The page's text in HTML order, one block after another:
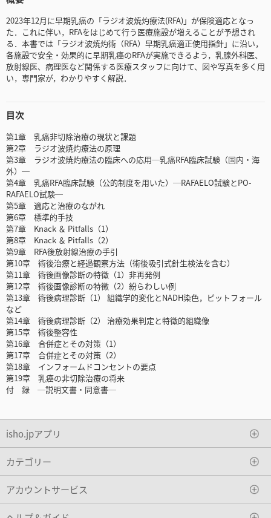
2023年12月に早期乳癌の「ラジオ波焼灼療法(RFA)」が保険適応となっ
た．これに伴い，RFAをはじめて行う医療施設が増えることが予想され
る．本書では「ラジオ波焼灼術（RFA）早期乳癌適正使⽤指針」に沿い，
各施設で安全・効果的に早期乳癌のRFAが実施できるよう，乳腺外科医、
放射線医、病理医など関係する医療スタッフに向けて、図や写真を多く用
い，専門家が，わかりやすく解説．
目次
第1章 乳癌非切除治療の現状と課題
第2章 ラジオ波焼灼療法の原理
第3章 ラジオ波焼灼療法の臨床への応用─乳癌RFA臨床試験（国内・海
外）─
第4章 乳癌RFA臨床試験（公的制度を用いた）─RAFAELO試験とPO-
RAFAELO試験─
第5章 適応と治療のながれ
第6章 標準的手技
第7章 Knack ＆ Pitfalls（1）
第8章 Knack ＆ Pitfalls（2）
第9章 RFA後放射線治療の手引
第10章 術後治療と経過観察方法（術後吸引式針生検法を含む）
第11章 術後画像診断の特徴（1）非再発例
第12章 術後画像診断の特徴（2）紛らわしい例
第13章 術後病理診断（1） 組織学的変化とNADH染色，ピットフォール
など
第14章 術後病理診断（2） 治療効果判定と特徴的組織像
第15章 術後整容性
第16章 合併症とその対策（1）
第17章 合併症とその対策（2）
第18章 インフォームドコンセントの要点
第19章 乳癌の非切除治療の将来
付 録 ─説明文書・同意書─
isho.jpアプリ
カテゴリー
アカウントサービス